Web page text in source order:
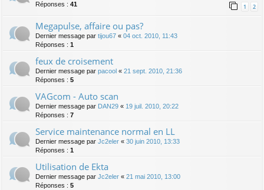
Réponses : 41 1 2
Megapulse, affaire ou pas?
Dernier message par tijou67 « 04 oct. 2010, 11:43
Réponses : 1
feux de croisement
Dernier message par pacool « 21 sept. 2010, 21:36
Réponses : 5
VAGcom - Auto scan
Dernier message par DAN29 « 19 juil. 2010, 20:22
Réponses : 7
Service maintenance normal en LL
Dernier message par Jc2eler « 30 juin 2010, 13:33
Réponses : 1
Utilisation de Ekta
Dernier message par Jc2eler « 21 mai 2010, 13:00
Réponses : 5